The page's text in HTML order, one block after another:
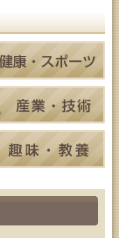
」
みの会」
日 (秋田市)
ァミリーキャン
アートのぞき箱ワ
としょかんタイ
なし会」
らせ
た芸術劇場「ミ
ケジュールのお知
会社パソナ「キ
知らせ
会社パソナ「キ
ター」紹介のお知